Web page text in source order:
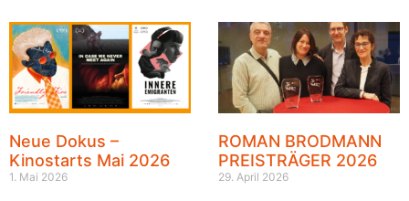
Neue Dokus –
Kinostarts Mai 2026
1. Mai 2026
ROMAN BRODMANN
PREISTRÄGER 2026
29. April 2026